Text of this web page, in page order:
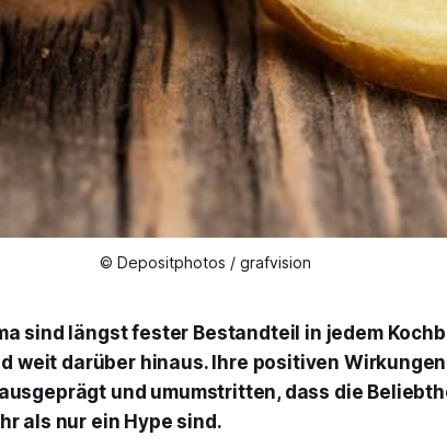
© Depositphotos / grafvision
sind längst fester Bestandteil in jedem
weit darüber hinaus. Ihre positiven
und umumstritten, dass die
als nur ein Hype sind.